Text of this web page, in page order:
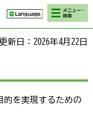
検索・メニ
ュー
更新日：2026年4月22日
的を実現するための